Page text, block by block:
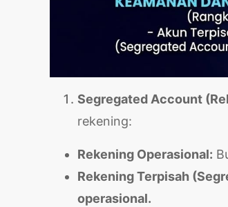
Segregated Account
rekening:
Rekening Operasional:
Rekening Terpisah
operasional.